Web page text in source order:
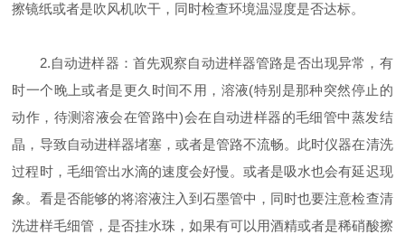
擦镜纸或者是吹风机吹干，同时检查环境温湿度是否达标。
2.自动进样器：首先观察自动进样器管路是否出现异常，有
时一个晚上或者是更久时间不用，溶液(特别是那种突然停止的
动作，待测溶液会在管路中)会在自动进样器的毛细管中蒸发结
晶，导致自动进样器堵塞，或者是管路不流畅。此时仪器在清洗
过程时，毛细管出水滴的速度会好慢。或者是吸水也会有延迟现
象。看是否能够的将溶液注入到石墨管中，同时也要注意检查清
洗进样毛细管，是否挂水珠，如果有可以用酒精或者是稀硝酸擦